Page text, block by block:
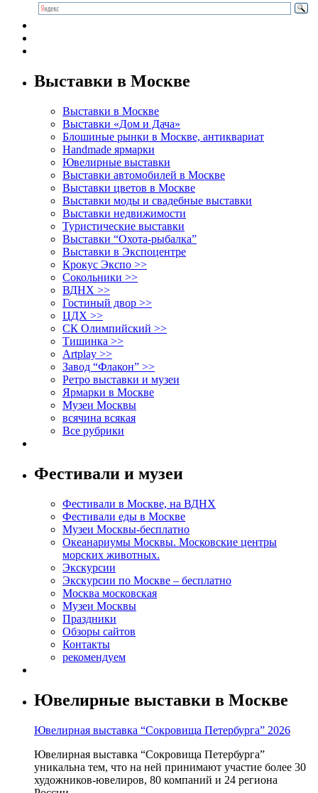
Выставки в Москве
Выставки в Москве
Выставки «Дом и Дача»
Блошиные рынки в Москве, антиквариат
Handmade ярмарки
Ювелирные выставки
Выставки автомобилей в Москве
Выставки цветов в Москве
Выставки моды и свадебные выставки
Выставки недвижимости
Туристические выставки
Выставки “Охота-рыбалка”
Выставки в Экспоцентре
Крокус Экспо >>
Сокольники >>
ВДНХ >>
Гостиный двор >>
ЦДХ >>
СК Олимпийский >>
Тишинка >>
Artplay >>
Завод “Флакон” >>
Ретро выставки и музеи
Ярмарки в Москве
Музеи Москвы
всячина всякая
Все рубрики
Фестивали и музеи
Фестивали в Москве, на ВДНХ
Фестивали еды в Москве
Музеи Москвы-бесплатно
Океанариумы Москвы. Московские центры
морских животных.
Экскурсии
Экскурсии по Москве – бесплатно
Москва московская
Музеи Москвы
Праздники
Обзоры сайтов
Контакты
рекомендуем
Ювелирные выставки в Москве
Ювелирная выставка “Сокровища Петербурга” 2026
Ювелирная выставка “Сокровища Петербурга”
уникальна тем, что на ней принимают участие более 30
художников-ювелиров, 80 компаний и 24 региона